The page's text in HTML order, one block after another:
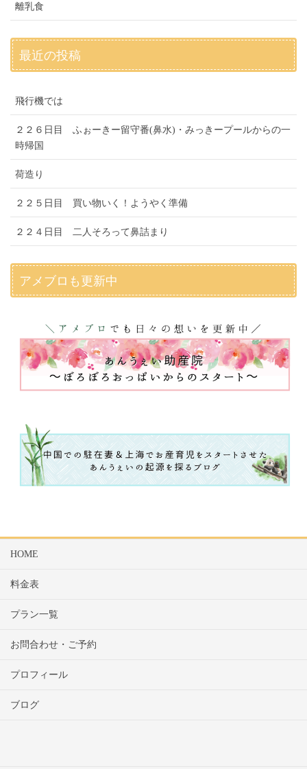
離乳食
最近の投稿
飛行機では
２２６日目 ふぉーきー留守番(鼻水)・みっきープールからの一
時帰国
荷造り
２２５日目 買い物いく！ようやく準備
２２４日目 二人そろって鼻詰まり
アメブロも更新中
HOME
料金表
プラン一覧
お問合わせ・ご予約
プロフィール
ブログ